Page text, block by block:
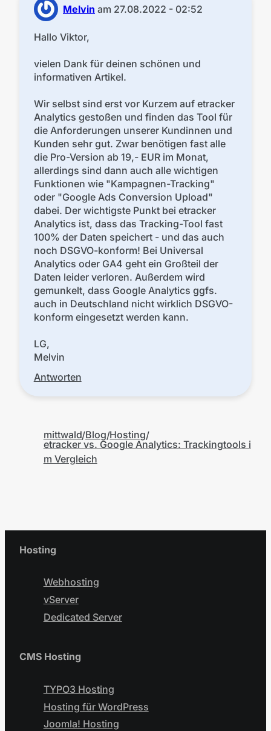
Melvin am 27.08.2022 - 02:52
Hallo Viktor,
vielen Dank für deinen schönen und
informativen Artikel.
Wir selbst sind erst vor Kurzem auf etracker
Analytics gestoßen und finden das Tool für
die Anforderungen unserer Kundinnen und
Kunden sehr gut. Zwar benötigen fast alle
die Pro-Version ab 19,- EUR im Monat,
allerdings sind dann auch alle wichtigen
Funktionen wie "Kampagnen-Tracking"
oder "Google Ads Conversion Upload"
dabei. Der wichtigste Punkt bei etracker
Analytics ist, dass das Tracking-Tool fast
100% der Daten speichert - und das auch
noch DSGVO-konform! Bei Universal
Analytics oder GA4 geht ein Großteil der
Daten leider verloren. Außerdem wird
gemunkelt, dass Google Analytics ggfs.
auch in Deutschland nicht wirklich DSGVO-
konform eingesetzt werden kann.
LG,
Melvin
Antworten
mittwald Blog Hosting
etracker vs. Google Analytics: Trackingtools i
m Vergleich
Hosting
Webhosting
vServer
Dedicated Server
CMS Hosting
TYPO3 Hosting
Hosting für WordPress
Joomla! Hosting